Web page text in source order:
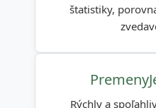
štatistiky,
Rýchly a